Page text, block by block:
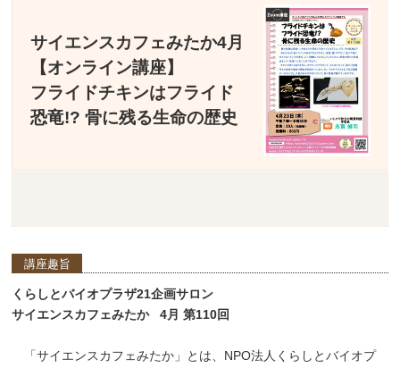
サイエンスカフェみたか4月
【オンライン講座】
フライドチキンはフライド
恐竜!? 骨に残る生命の歴史
講座趣旨
くらしとバイオプラザ21企画サロン
サイエンスカフェみたか 4月 第110回
「サイエンスカフェみたか」とは、NPO法人くらしとバイオプ